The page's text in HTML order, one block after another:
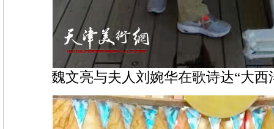
魏文亮与夫人刘婉华在歌诗达“大西